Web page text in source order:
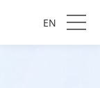
EN